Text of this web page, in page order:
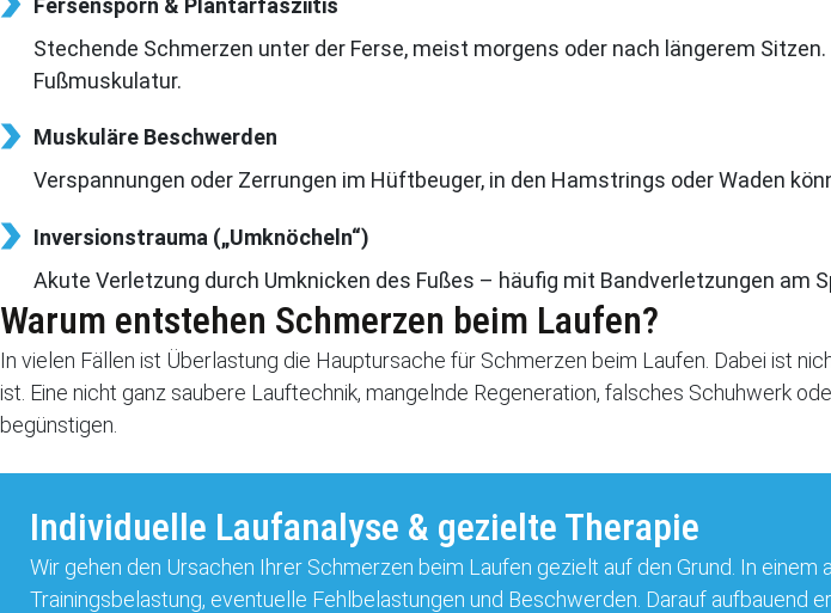
Fersensporn & Plantarfasziitis
Stechende Schmerzen unter der Ferse, meist morgens oder nach längerem
Fußmuskulatur.
Muskuläre Beschwerden
Verspannungen oder Zerrungen im Hüftbeuger, in den Hamstrings oder Waden
Inversionstrauma („Umknöcheln“)
Akute Verletzung durch Umknicken des Fußes – häufig mit Bandverletzungen am
Warum entstehen Schmerzen beim Laufen?
In vielen Fällen ist Überlastung die Hauptursache für Schmerzen beim Laufen. Dabei ist
ist. Eine nicht ganz saubere Lauftechnik, mangelnde Regeneration, falsches Schuhwerk
begünstigen.
Individuelle Laufanalyse & gezielte Therapie
Wir gehen den Ursachen Ihrer Schmerzen beim Laufen gezielt auf den Grund. In
Trainingsbelastung, eventuelle Fehlbelastungen und Beschwerden. Darauf aufbauend